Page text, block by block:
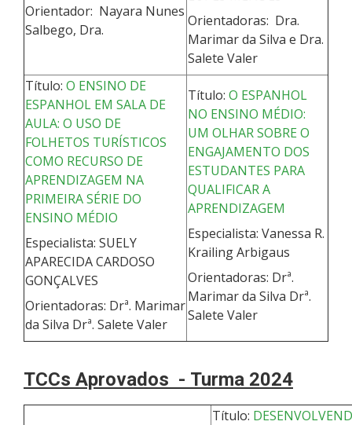
Orientador: Nayara Nunes
Salbego, Dra.
Orientadoras: Dra.
Marimar da Silva e Dra.
Salete Valer
Título: O ENSINO DE
ESPANHOL EM SALA DE
AULA: O USO DE
FOLHETOS TURÍSTICOS
COMO RECURSO DE
APRENDIZAGEM NA
PRIMEIRA SÉRIE DO
ENSINO MÉDIO
Especialista: SUELY
APARECIDA CARDOSO
GONÇALVES
Orientadoras: Drª. Marimar
da Silva Drª. Salete Valer
Título: O ESPANHOL
NO ENSINO MÉDIO:
UM OLHAR SOBRE O
ENGAJAMENTO DOS
ESTUDANTES PARA
QUALIFICAR A
APRENDIZAGEM
Especialista: Vanessa R.
Krailing Arbigaus
Orientadoras: Drª.
Marimar da Silva Drª.
Salete Valer
TCCs Aprovados - Turma 2024
Título: